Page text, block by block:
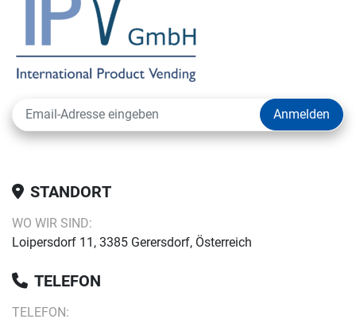
Anmelden
STANDORT
WO WIR SIND:
Loipersdorf 11, 3385 Gerersdorf, Österreich
TELEFON
TELEFON: